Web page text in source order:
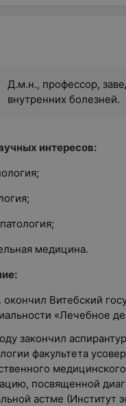
Д.м.н., профессор,
внутренних болезней.
интересов:
медицина.
окончил Витебский
«Лечебное
закончил
факультета
посвященной
астме (Институт